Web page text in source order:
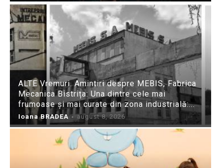
ALTE Vremuri. Amintiri despre MEBIS, Fabrica
Mecanica Bistrița: Una dintre cele mai
frumoase și mai curate din zona industrială:...
Ioana BRADEA - august 8, 2026